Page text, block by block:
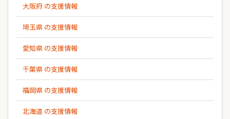
大阪府 の支援情報
埼玉県 の支援情報
愛知県 の支援情報
千葉県 の支援情報
福岡県 の支援情報
北海道 の支援情報